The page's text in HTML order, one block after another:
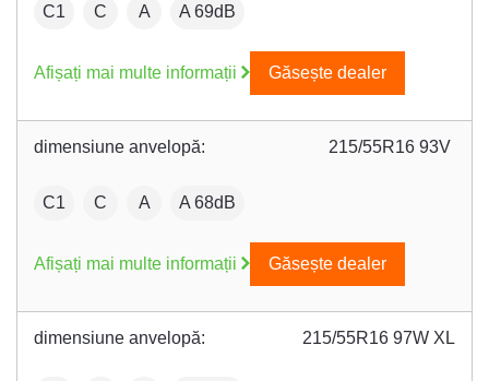
:C1 Fuel efficiency:
C Wet grip:
A :A 69dB
Afișați mai multe informații Găsește dealer
dimensiune anvelopă: 215/55R16 93V
:C1 Fuel efficiency:
C Wet grip:
A :A 68dB
Afișați mai multe informații Găsește dealer
dimensiune anvelopă: 215/55R16 97W XL